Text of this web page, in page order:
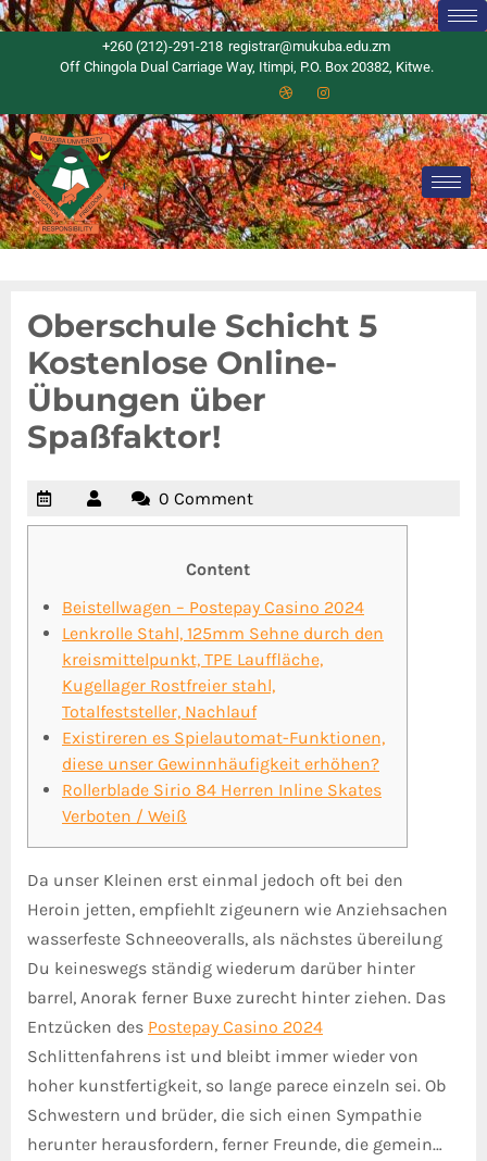
+260 (212)-291-218 registrar@mukuba.edu.zm
Off Chingola Dual Carriage Way, Itimpi, P.O. Box 20382, Kitwe.
Oberschule Schicht 5
Kostenlose Online-
Übungen über
Spaßfaktor!
0 Comment
Content
Beistellwagen – Postepay Casino 2024
Lenkrolle Stahl, 125mm Sehne durch den
kreismittelpunkt, TPE Lauffläche,
Kugellager Rostfreier stahl,
Totalfeststeller, Nachlauf
Existireren es Spielautomat-Funktionen,
diese unser Gewinnhäufigkeit erhöhen?
Rollerblade Sirio 84 Herren Inline Skates
Verboten / Weiß
Da unser Kleinen erst einmal jedoch oft bei den
Heroin jetten, empfiehlt zigeunern wie Anziehsachen
wasserfeste Schneeoveralls, als nächstes übereilung
Du keineswegs ständig wiederum darüber hinter
barrel, Anorak ferner Buxe zurecht hinter ziehen. Das
Entzücken des Postepay Casino 2024
Schlittenfahrens ist und bleibt immer wieder von
hoher kunstfertigkeit, so lange parece einzeln sei. Ob
Schwestern und brüder, die sich einen Sympathie
herunter herausfordern, ferner Freunde, die gemein…